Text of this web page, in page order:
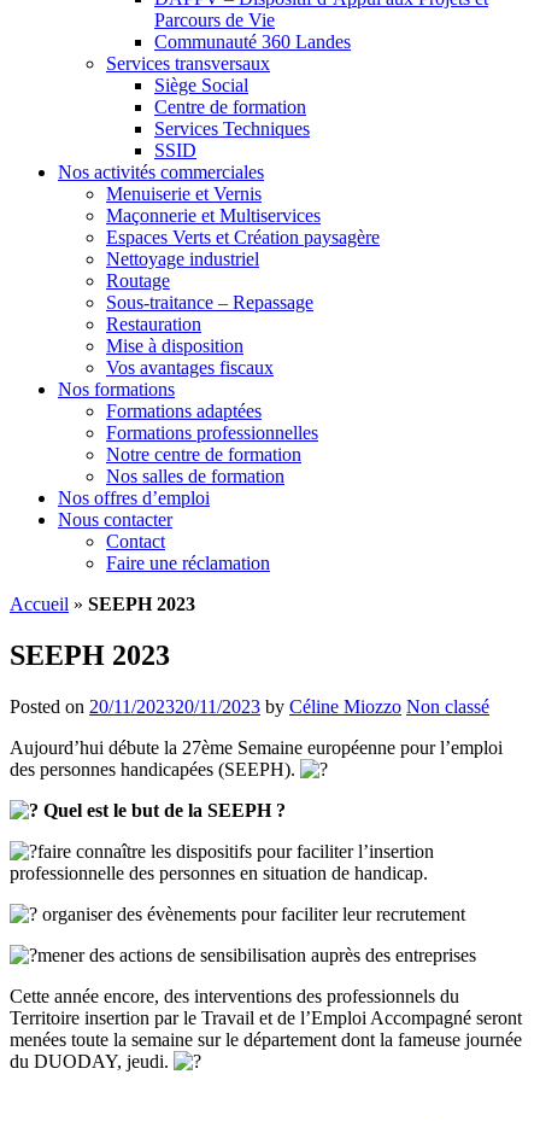
Parcours de Vie
Communauté 360 Landes
Services transversaux
Siège Social
Centre de formation
Services Techniques
SSID
Nos activités commerciales
Menuiserie et Vernis
Maçonnerie et Multiservices
Espaces Verts et Création paysagère
Nettoyage industriel
Routage
Sous-traitance – Repassage
Restauration
Mise à disposition
Vos avantages fiscaux
Nos formations
Formations adaptées
Formations professionnelles
Notre centre de formation
Nos salles de formation
Nos offres d’emploi
Nous contacter
Contact
Faire une réclamation
Accueil » SEEPH 2023
SEEPH 2023
Posted on 20/11/202320/11/2023 by Céline Miozzo Non classé
Aujourd’hui débute la 27ème Semaine européenne pour l’emploi
des personnes handicapées (SEEPH).
Quel est le but de la SEEPH ?
faire connaître les dispositifs pour faciliter l’insertion
professionnelle des personnes en situation de handicap.
organiser des évènements pour faciliter leur recrutement
mener des actions de sensibilisation auprès des entreprises
Cette année encore, des interventions des professionnels du
Territoire insertion par le Travail et de l’Emploi Accompagné seront
menées toute la semaine sur le département dont la fameuse journée
du DUODAY, jeudi.